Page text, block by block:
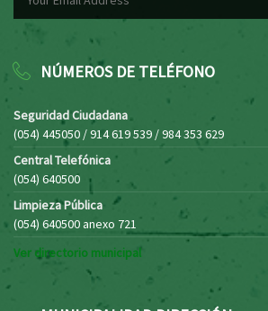
NÚMEROS DE TELÉFONO
Seguridad Ciudadana
(054) 445050 / 914 619 539 / 984 353 629
Central Telefónica
(054) 640500
Limpieza Pública
(054) 640500 anexo 721
Ver directorio municipal